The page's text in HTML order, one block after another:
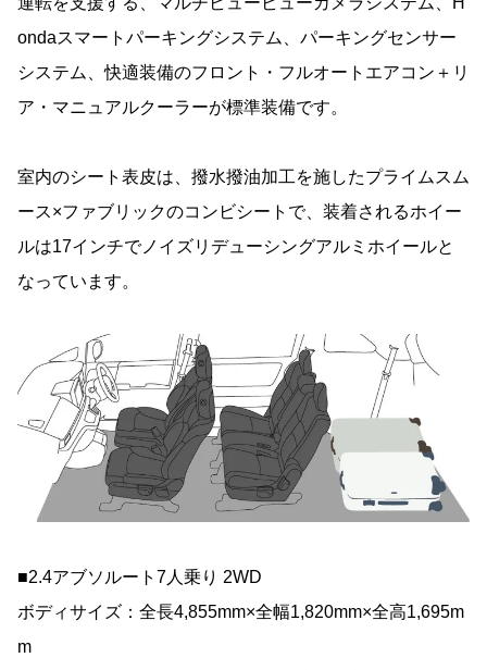
ondaスマートパーキングシステム、パーキングセンサー
システム、快適装備のフロント・フルオートエアコン＋リ
ア・マニュアルクーラーが標準装備です。
室内のシート表皮は、撥水撥油加工を施したプライムスム
ース×ファブリックのコンビシートで、装着されるホイー
ルは17インチでノイズリデューシングアルミホイールと
なっています。
■2.4アブソルート7人乗り 2WD
ボディサイズ：全長4,855mm×全幅1,820mm×全高1,695m
m